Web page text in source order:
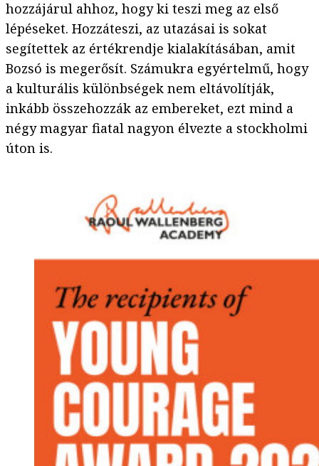
hozzájárul ahhoz, hogy ki teszi meg az első
lépéseket. Hozzáteszi, az utazásai is sokat
segítettek az értékrendje kialakításában, amit
Bozsó is megerősít. Számukra egyértelmű, hogy
a kulturális különbségek nem eltávolítják,
inkább összehozzák az embereket, ezt mind a
négy magyar fiatal nagyon élvezte a stockholmi
úton is.